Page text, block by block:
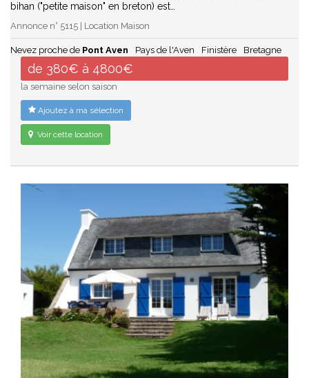
bihan ("petite maison" en breton) est…
Annonce n° 5115 | Location Maison
Nevez proche de Pont Aven Pays de l'Aven Finistère Bretagne
de 380€ à 4800€
la semaine selon saison
Ajoutez à ma sélection
Voir cette location